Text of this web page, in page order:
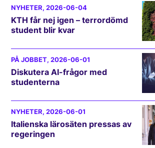
NYHETER, 2026-06-04
KTH får nej igen – terrordömd
student blir kvar
PÅ JOBBET, 2026-06-01
Diskutera AI-frågor med
studenterna
NYHETER, 2026-06-01
Italienska lärosäten pressas av
regeringen